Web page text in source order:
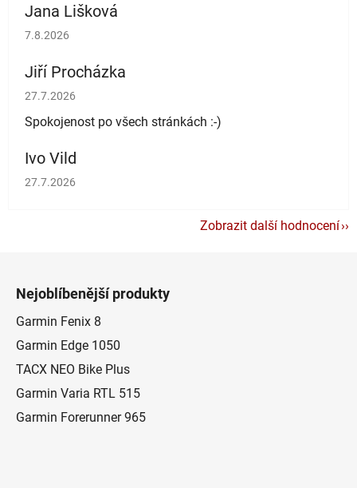
Jana Lišková
Hodnocení obchodu je 5 z 5 hvězdiček.
7.8.2026
Jiří Procházka
Hodnocení obchodu je 5 z 5 hvězdiček.
27.7.2026
Spokojenost po všech stránkách :-)
Ivo Vild
Hodnocení obchodu je 5 z 5 hvězdiček.
27.7.2026
Zobrazit další hodnocení
Nejoblíbenější produkty
Garmin Fenix 8
Garmin Edge 1050
TACX NEO Bike Plus
Garmin Varia RTL 515
Garmin Forerunner 965